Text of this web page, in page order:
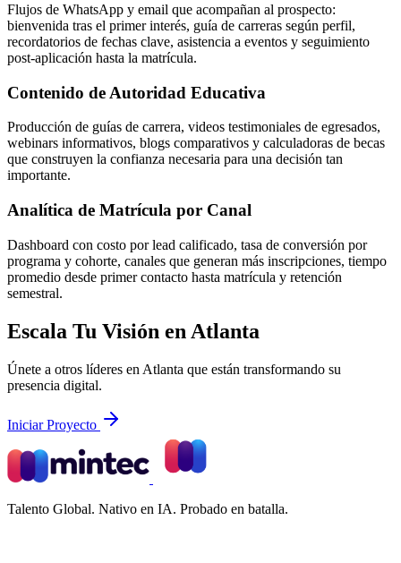
Flujos de WhatsApp y email que acompañan al prospecto:
bienvenida tras el primer interés, guía de carreras según perfil,
recordatorios de fechas clave, asistencia a eventos y seguimiento
post-aplicación hasta la matrícula.
Contenido de Autoridad Educativa
Producción de guías de carrera, videos testimoniales de egresados,
webinars informativos, blogs comparativos y calculadoras de becas
que construyen la confianza necesaria para una decisión tan
importante.
Analítica de Matrícula por Canal
Dashboard con costo por lead calificado, tasa de conversión por
programa y cohorte, canales que generan más inscripciones, tiempo
promedio desde primer contacto hasta matrícula y retención
semestral.
Escala Tu Visión en Atlanta
Únete a otros líderes en Atlanta que están transformando su
presencia digital.
Iniciar Proyecto
Talento Global. Nativo en IA. Probado en batalla.